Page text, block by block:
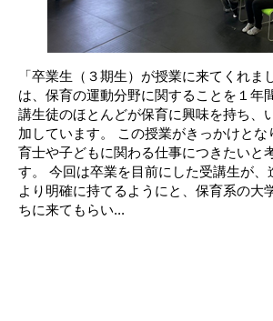
「卒業生（３期生）が授業に来てくれま
は、保育の運動分野に関することを１年
講生徒のほとんどが保育に興味を持ち、
加しています。 この授業がきっかけとな
育士や子どもに関わる仕事につきたいと
す。 今回は卒業を目前にした受講生が、
より明確に持てるようにと、保育系の大
ちに来てもらい...